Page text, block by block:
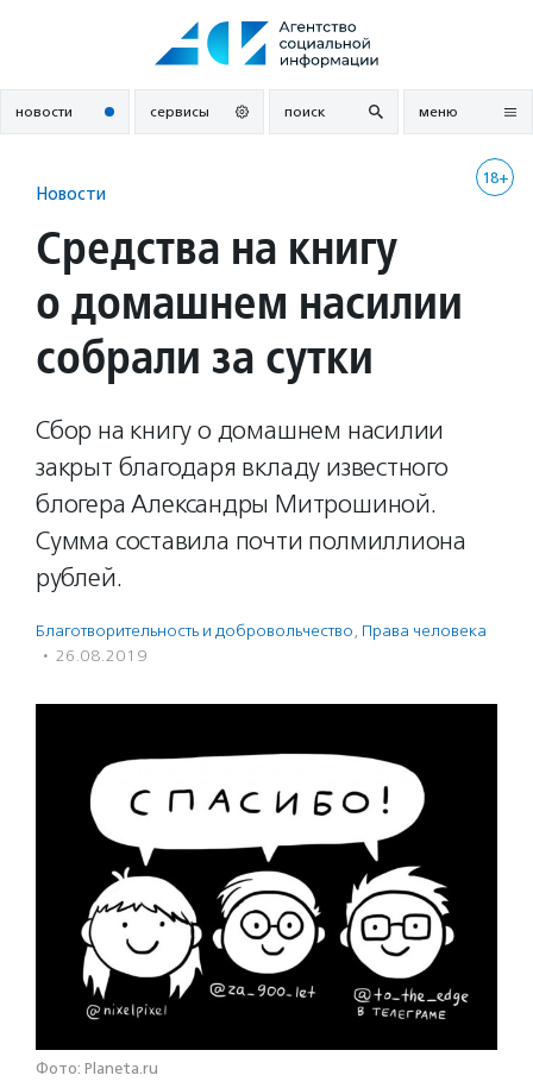
новости сервисы поиск меню
18+
Новости
Средства на книгу
о домашнем насилии
собрали за сутки
Сбор на книгу о домашнем насилии
закрыт благодаря вкладу известного
блогера Александры Митрошиной.
Сумма составила почти полмиллиона
рублей.
Благотвори­тель­ность и доброволь­чест­во, Права человека
· 26.08.2019
Фото: Planeta.ru